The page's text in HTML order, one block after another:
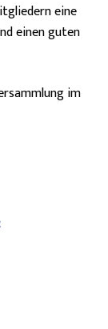
eine
einen guten
im